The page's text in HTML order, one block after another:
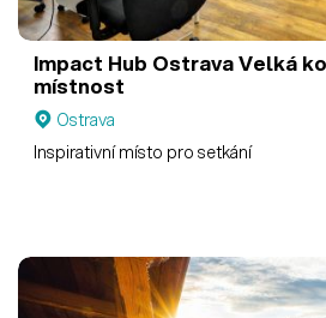
Impact Hub OstravaVelká
místnost
Ostrava
Inspirativní místo pro setkání